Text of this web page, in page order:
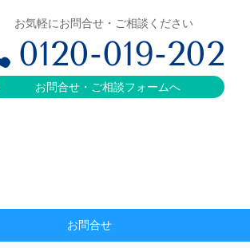
お気軽にお問合せ・ご相談ください
0120-019-202
お問合せ・ご相談フォームへ
お問合せ